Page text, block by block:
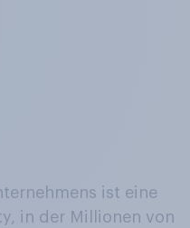
ist eine
in der Millionen von